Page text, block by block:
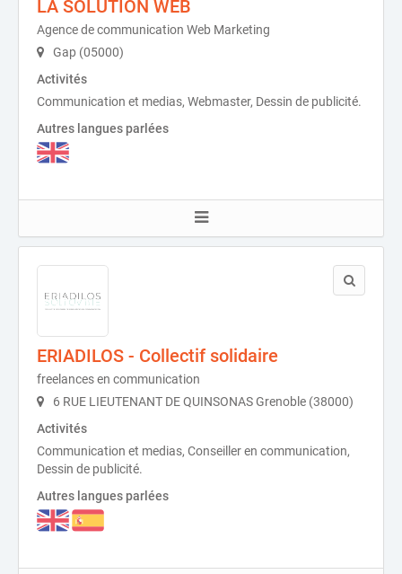
LA SOLUTION WEB
Agence de communication Web Marketing
Gap (05000)
Activités
Communication et medias, Webmaster, Dessin de publicité.
Autres langues parlées
ERIADILOS - Collectif solidaire
freelances en communication
6 RUE LIEUTENANT DE QUINSONAS Grenoble (38000)
Activités
Communication et medias, Conseiller en communication,
Dessin de publicité.
Autres langues parlées